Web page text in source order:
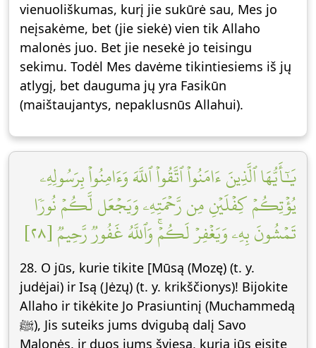
vienuoliškumas, kurį jie sukūrė sau, Mes jo
neįsakėme, bet (jie siekė) vien tik Allaho
malonės juo. Bet jie nesekė jo teisingu
sekimu. Todėl Mes davėme tikintiesiems iš jų
atlygį, bet dauguma jų yra Fasikūn
(maištaujantys, nepaklusnūs Allahui).
يَٰٓأَيُّهَا ٱلَّذِينَ ءَامَنُواْ ٱتَّقُواْ ٱللَّهَ وَءَامِنُواْ بِرَسُولِهِۦ
يُؤۡتِكُمۡ كِفۡلَيۡنِ مِن رَّحۡمَتِهِۦ وَيَجۡعَل لَّكُمۡ نُورٗا
تَمۡشُونَ بِهِۦ وَيَغۡفِرۡ لَكُمۡۚ وَٱللَّهُ غَفُورٞ رَّحِيمٞ [٢٨]
28. O jūs, kurie tikite [Mūsą (Mozę) (t. y.
judėjai) ir Isą (Jėzų) (t. y. krikščionys)! Bijokite
Allaho ir tikėkite Jo Prasiuntinį (Muchammedą
ﷺ), Jis suteiks jums dvigubą dalį Savo
Malonės, ir duos jums šviesą, kuria jūs eisite